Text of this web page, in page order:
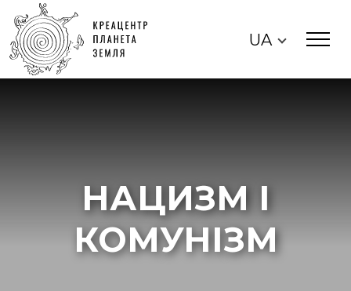
UA
НАЦИЗМ І
КОМУНІЗМ